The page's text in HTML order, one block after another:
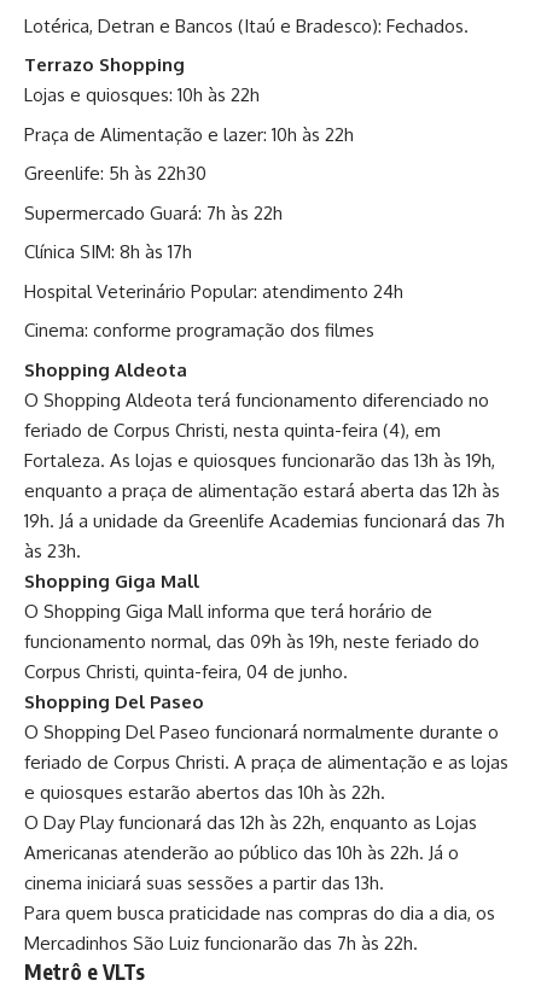
Lotérica, Detran e Bancos (Itaú e Bradesco): Fechados.
Terrazo Shopping
Lojas e quiosques: 10h às 22h
Praça de Alimentação e lazer: 10h às 22h
Greenlife: 5h às 22h30
Supermercado Guará: 7h às 22h
Clínica SIM: 8h às 17h
Hospital Veterinário Popular: atendimento 24h
Cinema: conforme programação dos filmes
Shopping Aldeota
O Shopping Aldeota terá funcionamento diferenciado no
feriado de Corpus Christi, nesta quinta-feira (4), em
Fortaleza. As lojas e quiosques funcionarão das 13h às 19h,
enquanto a praça de alimentação estará aberta das 12h às
19h. Já a unidade da Greenlife Academias funcionará das 7h
às 23h.
Shopping Giga Mall
O Shopping Giga Mall informa que terá horário de
funcionamento normal, das 09h às 19h, neste feriado do
Corpus Christi, quinta-feira, 04 de junho.
Shopping Del Paseo
O Shopping Del Paseo funcionará normalmente durante o
feriado de Corpus Christi. A praça de alimentação e as lojas
e quiosques estarão abertos das 10h às 22h.
O Day Play funcionará das 12h às 22h, enquanto as Lojas
Americanas atenderão ao público das 10h às 22h. Já o
cinema iniciará suas sessões a partir das 13h.
Para quem busca praticidade nas compras do dia a dia, os
Mercadinhos São Luiz funcionarão das 7h às 22h.
Metrô e VLTs